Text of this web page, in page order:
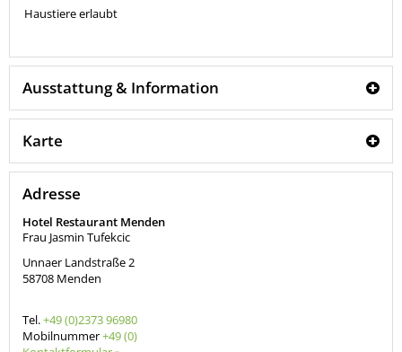
Haustiere erlaubt
Ausstattung & Information
Karte
Adresse
Hotel Restaurant Menden
Frau Jasmin Tufekcic
Unnaer Landstraße 2
58708 Menden
Tel.+49 (0)2373 96980
Mobilnummer+49 (0)